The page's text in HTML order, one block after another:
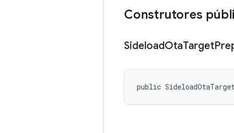
Construtores
SideloadOtaTarget
public